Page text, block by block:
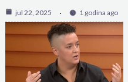
jul 22, 2025 1 godina ago